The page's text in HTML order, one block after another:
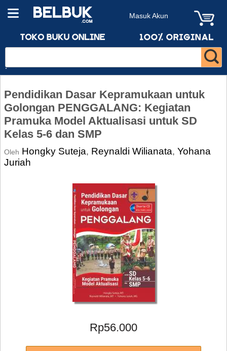
Masuk Akun
Pendidikan Dasar Kepramukaan untuk
Golongan PENGGALANG: Kegiatan
Pramuka Model Aktualisasi untuk SD
Kelas 5-6 dan SMP
Oleh Hongky Suteja, Reynaldi Wilianata, Yohana
Juriah
Rp56.000